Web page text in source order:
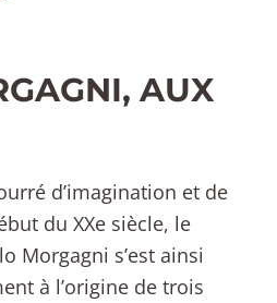
AUX
d’imagination et de
du XXe siècle, le
Morgagni s’est ainsi
à l’origine de trois